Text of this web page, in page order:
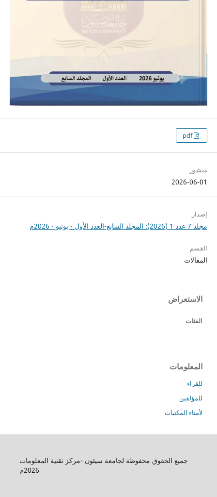
pdf
منشور
2026-06-01
إصدار
مجلد 7 عدد 1 (2026): المجلد السابع-العدد الأول - يونيو - 2026م
القسم
المقالات
الاستعراض
الفئات
المعلومات
للقراء
للمؤلفين
لأمناء المكتبات
جميع الحقوق محفوظة لجامعة سيئون -مركز تقنية المعلومات
2026م